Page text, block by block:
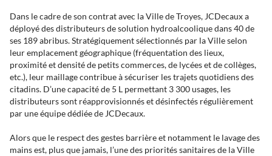
Dans le cadre de son contrat avec la Ville de Troyes, JCDecaux a
déployé des distributeurs de solution hydroalcoolique dans 40 de
ses 189 abribus. Stratégiquement sélectionnés par la Ville selon
leur emplacement géographique (fréquentation des lieux,
proximité et densité de petits commerces, de lycées et de collèges,
etc.), leur maillage contribue à sécuriser les trajets quotidiens des
citadins. D’une capacité de 5 L permettant 3 300 usages, les
distributeurs sont réapprovisionnés et désinfectés régulièrement
par une équipe dédiée de JCDecaux.
Alors que le respect des gestes barrière et notamment le lavage des
mains est, plus que jamais, l’une des priorités sanitaires de la Ville